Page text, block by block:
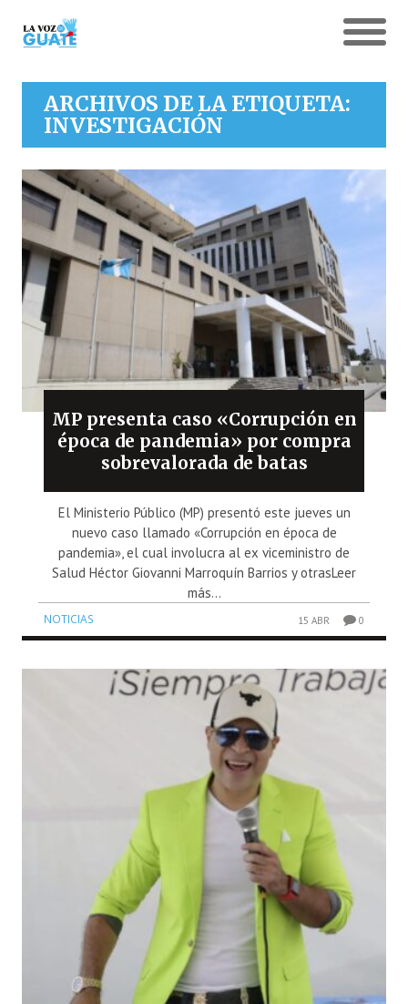
ARCHIVOS DE LA ETIQUETA:
INVESTIGACIÓN
MP presenta caso «Corrupción en
época de pandemia» por compra
sobrevalorada de batas
El Ministerio Público (MP) presentó este jueves un
nuevo caso llamado «Corrupción en época de
pandemia», el cual involucra al ex viceministro de
Salud Héctor Giovanni Marroquín Barrios y otrasLeer
más...
NOTICIAS 15 ABR 0